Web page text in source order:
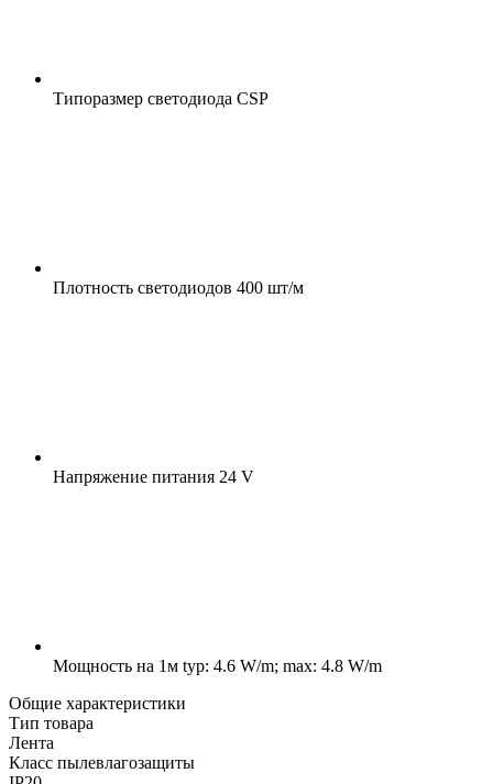
Типоразмер светодиода CSP
Плотность светодиодов 400 шт/м
Напряжение питания 24 V
Мощность на 1м typ: 4.6 W/m; max: 4.8 W/m
Общие характеристики
Тип товара
Лента
Класс пылевлагозащиты